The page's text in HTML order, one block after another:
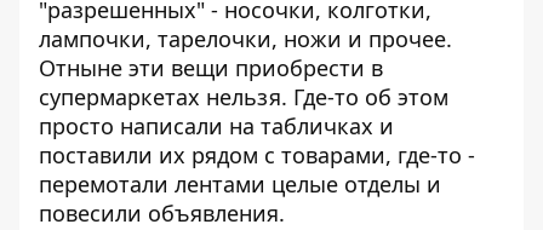
"разрешенных" - носочки, колготки,
лампочки, тарелочки, ножи и прочее.
Отныне эти вещи приобрести в
супермаркетах нельзя. Где-то об этом
просто написали на табличках и
поставили их рядом с товарами, где-то -
перемотали лентами целые отделы и
повесили объявления.